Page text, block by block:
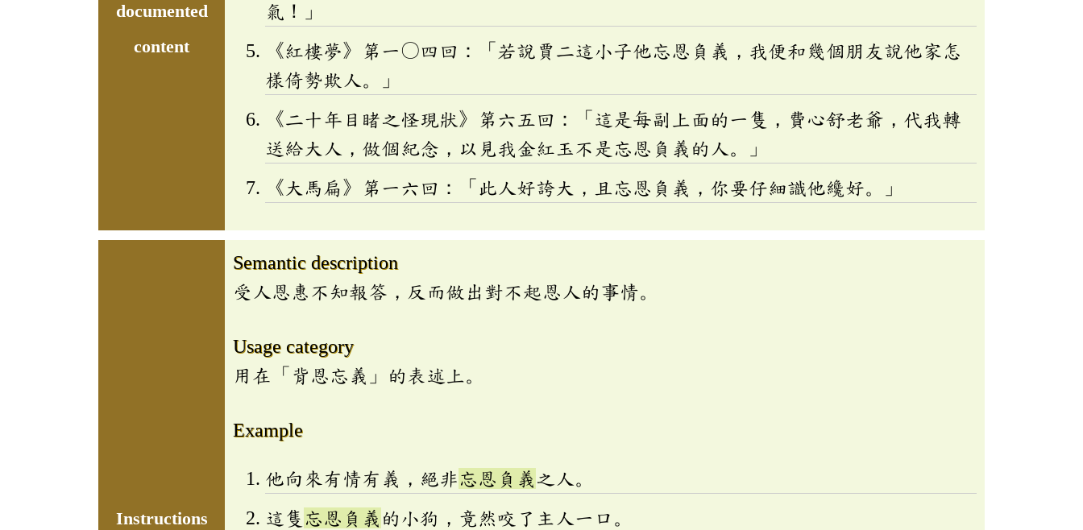
documented
content
氣！」
《紅樓夢》第一〇四回：「若說賈二這小子他忘恩負義，我便和幾個朋友說他家怎
樣倚勢欺人。」
《二十年目睹之怪現狀》第六五回：「這是每副上面的一隻，費心舒老爺，代我轉
送給大人，做個紀念，以見我金紅玉不是忘恩負義的人。」
《大馬扁》第一六回：「此人好誇大，且忘恩負義，你要仔細識他纔好。」
Instructions
Semantic description
受人恩惠不知報答，反而做出對不起恩人的事情。
Usage category
用在「背恩忘義」的表述上。
Example
他向來有情有義，絕非忘恩負義 之人。
這隻 忘恩負義 的小狗，竟然咬了主人一口。